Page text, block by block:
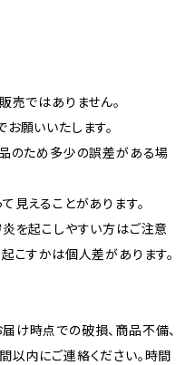
売ではありません。
願いいたします。
のため多少の誤差がある場
見えることがあります。
を起こしやすい方はご注意
こすかは個人差があります。
け時点での破損、商品不備、
以内にご連絡ください。時間